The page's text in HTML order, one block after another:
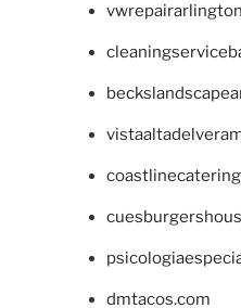
dmtacos.com